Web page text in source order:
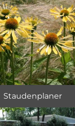
Staudenplaner